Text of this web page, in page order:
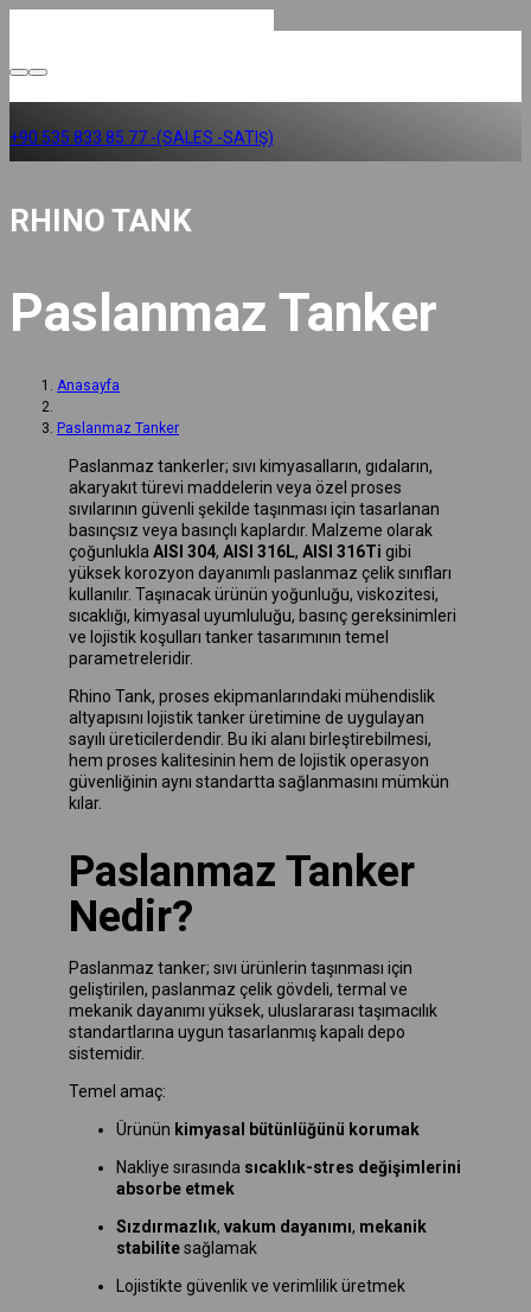
+90 535 833 85 77 -(SALES -SATIŞ)
RHINO TANK
Paslanmaz Tanker
Anasayfa
Paslanmaz Tanker
Paslanmaz tankerler; sıvı kimyasalların, gıdaların,
akaryakıt türevi maddelerin veya özel proses
sıvılarının güvenli şekilde taşınması için tasarlanan
basınçsız veya basınçlı kaplardır. Malzeme olarak
çoğunluklaAISI 304,AISI 316L,AISI 316Tigibi
yüksek korozyon dayanımlı paslanmaz çelik sınıfları
kullanılır. Taşınacak ürünün yoğunluğu, viskozitesi,
sıcaklığı, kimyasal uyumluluğu, basınç gereksinimleri
ve lojistik koşulları tanker tasarımının temel
parametreleridir.
Rhino Tank, proses ekipmanlarındaki mühendislik
altyapısını lojistik tanker üretimine de uygulayan
sayılı üreticilerdendir. Bu iki alanı birleştirebilmesi,
hem proses kalitesinin hem de lojistik operasyon
güvenliğinin aynı standartta sağlanmasını mümkün
kılar.
Paslanmaz Tanker
Nedir?
Paslanmaz tanker; sıvı ürünlerin taşınması için
geliştirilen, paslanmaz çelik gövdeli, termal ve
mekanik dayanımı yüksek, uluslararası taşımacılık
standartlarına uygun tasarlanmış kapalı depo
sistemidir.
Temel amaç:
Ürünün kimyasal bütünlüğünü korumak
Nakliye sırasında sıcaklık-stres değişimlerini
absorbe etmek
Sızdırmazlık,vakum dayanımı, mekanik
stabilitesağlamak
Lojistikte güvenlik ve verimlilik üretmek